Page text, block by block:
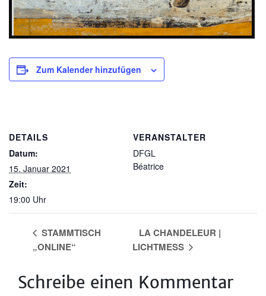
Zum Kalender hinzufügen
DETAILS
Datum:
15. Januar 2021
Zeit:
19:00 Uhr
VERANSTALTER
DFGL
Béatrice
STAMMTISCH
„ONLINE“
LA CHANDELEUR |
LICHTMESS
Schreibe einen Kommentar